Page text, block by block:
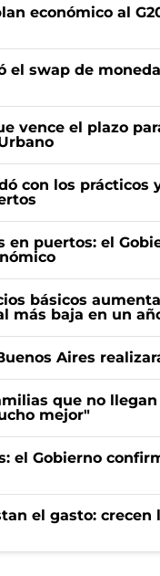
económico al
el swap de
vence el plazo
con los
en puertos: el
básicos
más baja en un
Aires
que no
mejor"
el Gobierno
el gasto: